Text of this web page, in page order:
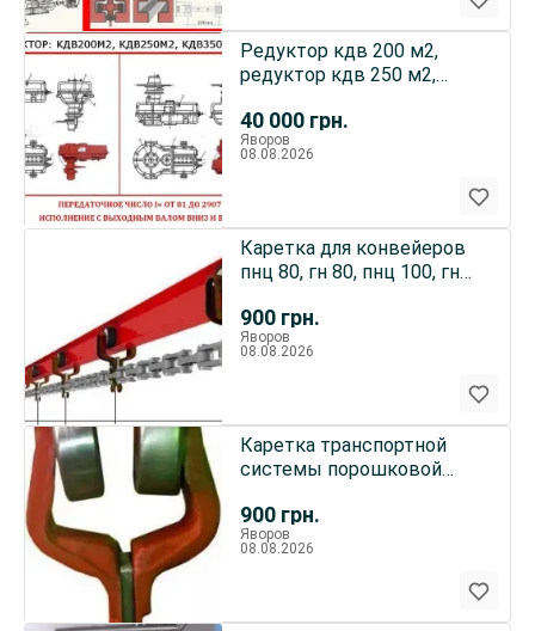
40 000 грн.
Редуктор кдв 200 м2,
редуктор кдв 250 м2,
Яворов
08.08.2026
900 грн.
Каретка для конвейеров
пнц 80, гн 80, пнц 100, гн
Яворов
08.08.2026
900 грн.
Каретка транспортной
системы порошковой
Яворов
08.08.2026